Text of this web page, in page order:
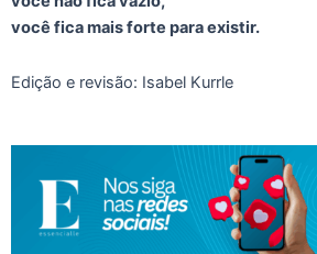
você fica mais forte para existir.
Edição e revisão: Isabel Kurrle